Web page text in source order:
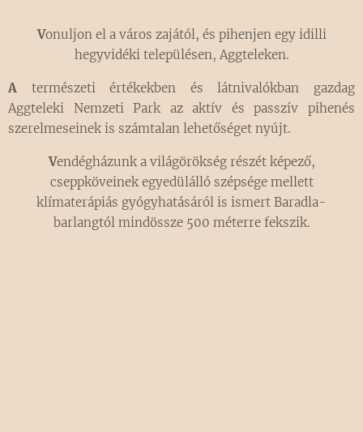
Vonuljon el a város zajától, és pihenjen egy idilli
hegyvidéki településen, Aggteleken.
A természeti értékekben és látnivalókban gazdag
Aggteleki Nemzeti Park az aktív és passzív pihenés
szerelmeseinek is számtalan lehetőséget nyújt.
Vendégházunk a világörökség részét képező,
cseppköveinek egyedülálló szépsége mellett
klímaterápiás gyógyhatásáról is ismert Baradla-
barlangtól mindössze 500 méterre fekszik.